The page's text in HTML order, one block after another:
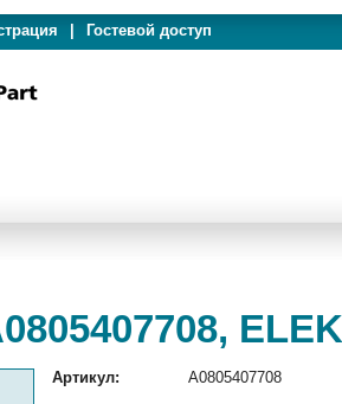
Гостевой доступ
Артикул: A0805407708